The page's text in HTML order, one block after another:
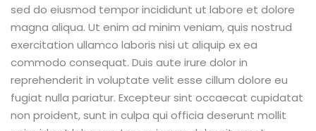
sed do eiusmod tempor incididunt ut labore et dolore
magna aliqua. Ut enim ad minim veniam, quis nostrud
exercitation ullamco laboris nisi ut aliquip ex ea
commodo consequat. Duis aute irure dolor in
reprehenderit in voluptate velit esse cillum dolore eu
fugiat nulla pariatur. Excepteur sint occaecat cupidatat
non proident, sunt in culpa qui officia deserunt mollit